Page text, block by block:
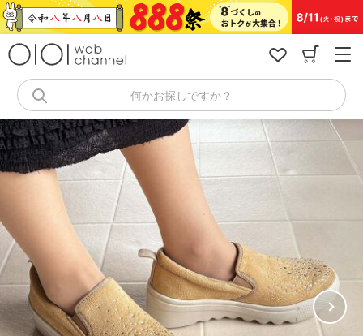
コ
ン
キ
ッ
プ
何かお探しですか？